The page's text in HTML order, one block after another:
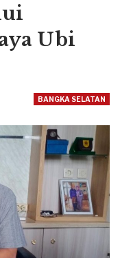
Ubi
BANGKA SELATAN